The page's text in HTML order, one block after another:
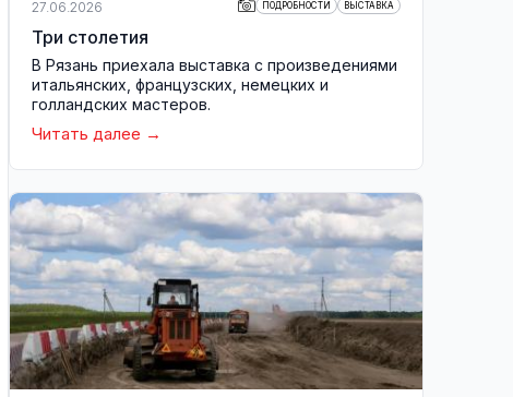
27.06.2026 ПОДРОБНОСТИ ВЫСТАВКА
Три столетия
В Рязань приехала выставка с произведениями
итальянских, французских, немецких и
голландских мастеров.
Читать далее